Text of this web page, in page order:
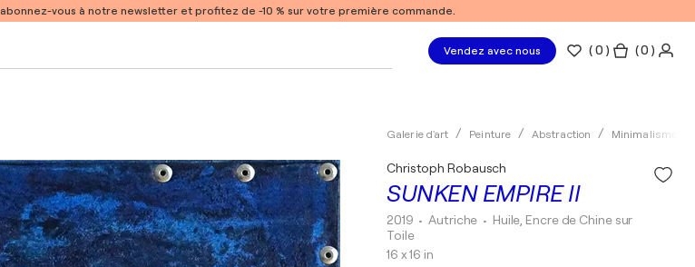
abonnez-vous à notre newsletter et profitez de -10 % sur votre première commande.
Vendez avec nous (0 ) ( 0 )
Galerie d'art Peinture Abstraction Minimalisme
SUNKEN EMPIRE II
Christoph Robausch
2019 • Autriche • Huile, Encre de Chine sur
Toile
16 x 16 in